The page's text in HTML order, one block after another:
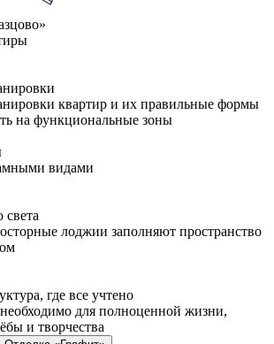
квартир и их правильные формы
на функциональные зоны
видами
света
лоджии заполняют пространство
где все учтено
необходимо для полноценной жизни,
и творчества